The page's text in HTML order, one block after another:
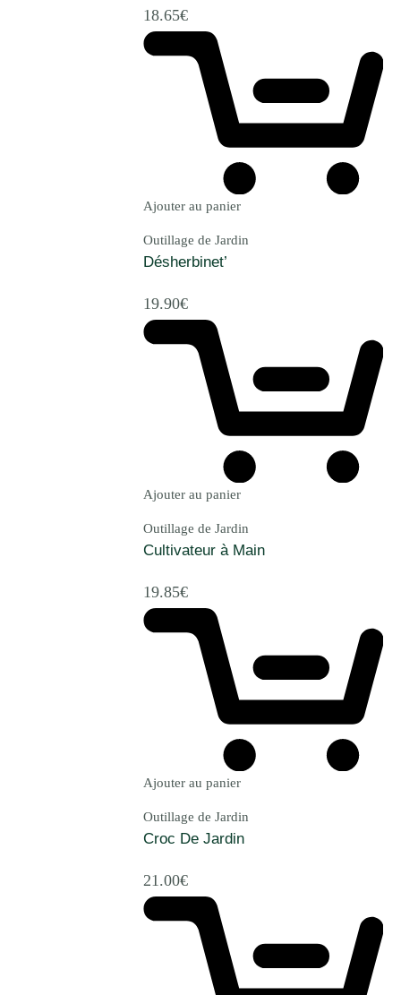
18.65€
Ajouter au panier
Outillage de Jardin
Désherbinet’
19.90€
Ajouter au panier
Outillage de Jardin
Cultivateur à Main
19.85€
Ajouter au panier
Outillage de Jardin
Croc De Jardin
21.00€